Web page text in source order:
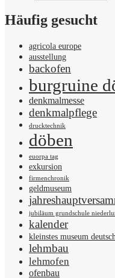
Häufig gesucht
agricola europe
ausstellung
backofen
burgruine
denkmalmesse
denkmalpflege
drucktechnik
döben
euorpa tag
exkursion
firmenchronik
geldmuseum
jubiläum grundschule
kalender
kleinstes museum
lehmbau
lehmofen
ofenbau